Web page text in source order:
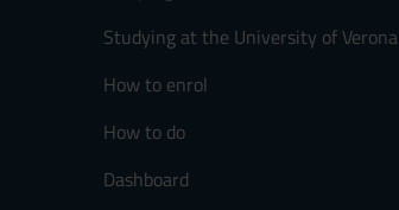
Studying at the University of Verona
How to enrol
How to do
Dashboard